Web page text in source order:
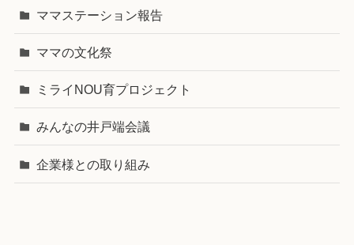
ママステーション報告
ママの文化祭
ミライNOU育プロジェクト
みんなの井戸端会議
企業様との取り組み